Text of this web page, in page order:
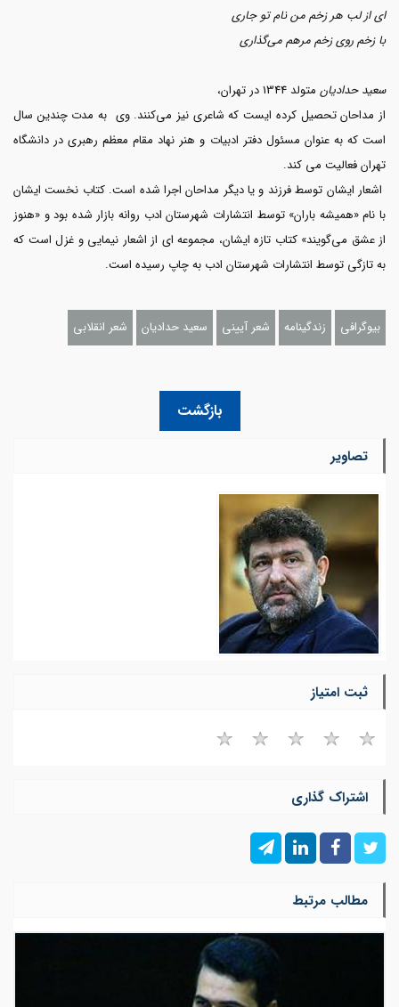
ای از لب هر زخم من نام تو جاری
با زخم روی زخم مرهم می‌گذاری
سعید حدادیان متولد 1344 در تهران،
از مداحان تحصیل کرده ایست که شاعری نیز می‌کنند. وی به مدت چندین سال
است که به عنوان مسئول دفتر ادبیات و هنر نهاد مقام معظم رهبری در دانشگاه
تهران فعالیت می کند.
اشعار ایشان توسط فرزند و یا دیگر مداحان اجرا شده است. کتاب نخست ایشان
با نام «همیشه باران» توسط انتشارات شهرستان ادب روانه بازار شده بود و «هنوز
از عشق می‌گویند» کتاب تازه ایشان، مجموعه ای از اشعار نیمایی و غزل است که
به تازگی توسط انتشارات شهرستان ادب به چاپ رسیده است.
بیوگرافی زندگینامه شعر آیینی سعید حدادیان شعر انقلابی
بازگشت
تصاویر
ثبت امتیاز
اشتراک گذاری
مطالب مرتبط